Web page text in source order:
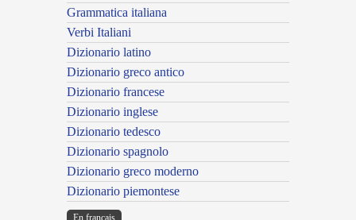
Grammatica italiana
Verbi Italiani
Dizionario latino
Dizionario greco antico
Dizionario francese
Dizionario inglese
Dizionario tedesco
Dizionario spagnolo
Dizionario greco moderno
Dizionario piemontese